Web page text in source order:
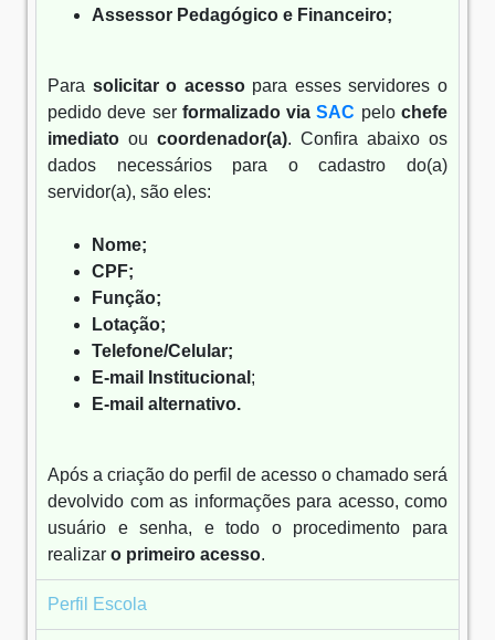
Assessor Pedagógico e Financeiro;
Para solicitar o acessopara esses servidores o
pedido deve ser formalizado viaSAC pelochefe
imediato ou coordenador(a). Confira abaixo os
dados necessários para o cadastro do(a)
servidor(a), são eles:
Nome;
CPF;
Função;
Lotação;
Telefone/Celular;
E-mail Institucional ;
E-mail alternativo.
Após a criação do perfil de acesso o chamado será
devolvido com as informações para acesso, como
usuário e senha, e todo o procedimento para
realizar o primeiro acesso.
Perfil Escola